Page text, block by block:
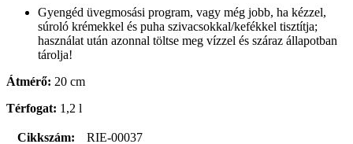
Gyengéd üvegmosási program, vagy még jobb, ha kézzel,
súroló krémekkel és puha szivacsokkal/kefékkel tisztítja;
használat után azonnal töltse meg vízzel és száraz állapotban
tárolja!
Átmérő: 20 cm
Térfogat: 1,2 l
Cikkszám:
RIE-00037